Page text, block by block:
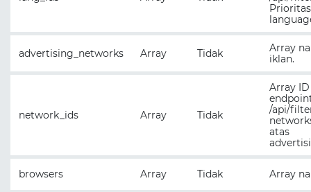
advertising_networks Array Tidak
Array
iklan.
network_ids Array Tidak
Array
/api/
atas
browsers Array Tidak Array